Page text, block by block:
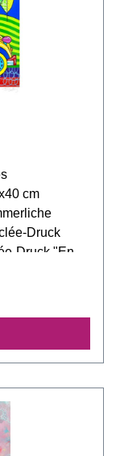
seiner
an die
von "En
sich "En